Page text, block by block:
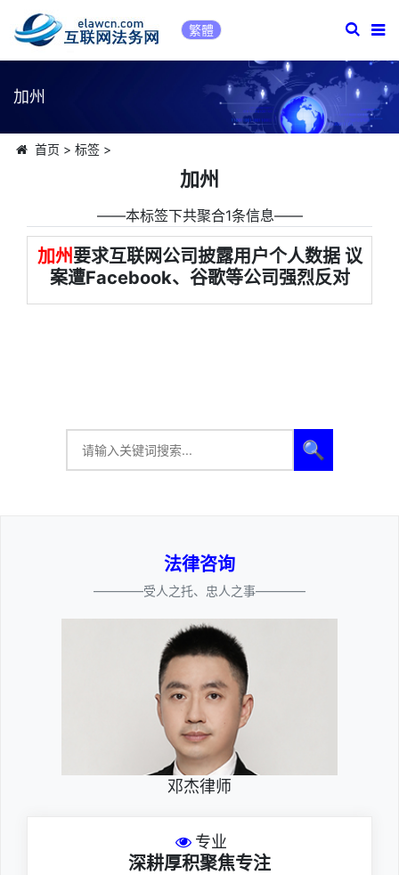
繁體
加州
首页 > 标签>
加州
――本标签下共聚合1条信息――
加州要求互联网公司披露用户个人数据 议
案遭Facebook、谷歌等公司强烈反对
🔍
法律咨询
————受人之托、忠人之事————
邓杰律师
专业
深耕厚积聚焦专注